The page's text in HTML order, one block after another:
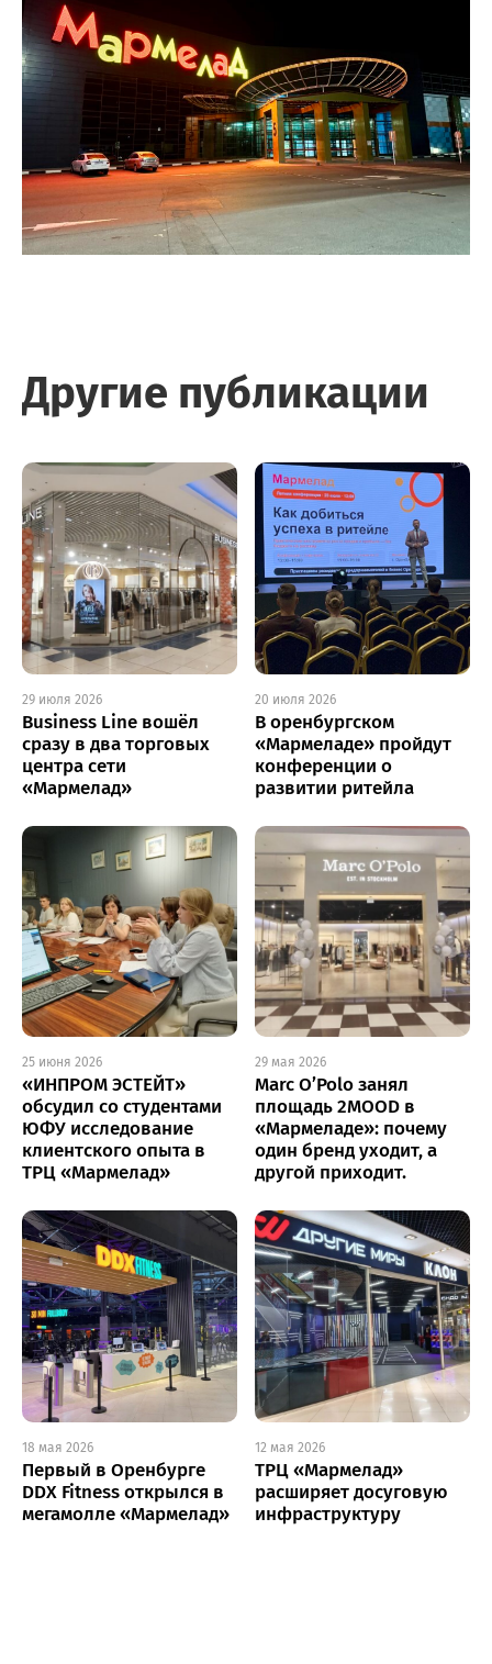
Другие публикации
29 июля 2026
Business Line вошёл
сразу в два торговых
центра сети
«Мармелад»
20 июля 2026
В оренбургском
«Мармеладе» пройдут
конференции о
развитии ритейла
25 июня 2026
«ИНПРОМ ЭСТЕЙТ»
обсудил со студентами
ЮФУ исследование
клиентского опыта в
ТРЦ «Мармелад»
29 мая 2026
Marc O’Polo занял
площадь 2MOOD в
«Мармеладе»: почему
один бренд уходит, а
другой приходит.
18 мая 2026
Первый в Оренбурге
DDX Fitness открылся в
мегамолле «Мармелад»
12 мая 2026
ТРЦ «Мармелад»
расширяет досуговую
инфраструктуру